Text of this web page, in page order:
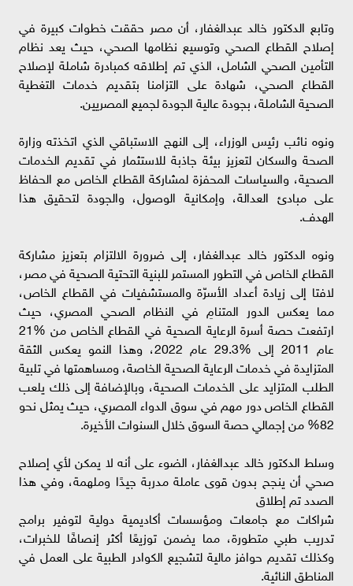
وتابع الدكتور خالد عبدالغفار، أن مصر حققت خطوات كبيرة في
إصلاح القطاع الصحي وتوسيع نظامها الصحي، حيث يعد نظام
التأمين الصحي الشامل، الذي تم إطلاقه كمبادرة شاملة لإصلاح
القطاع الصحي، شهادة على التزامنا بتقديم خدمات التغطية
الصحية الشاملة، بجودة عالية الجودة لجميع المصريين.
ونوه نائب رئيس الوزراء، إلى النهج الاستباقي الذي اتخذته وزارة
الصحة والسكان لتعزيز بيئة جاذبة للاستثمار في تقديم الخدمات
الصحية، والسياسات المحفزة لمشاركة القطاع الخاص مع الحفاظ
على مبادئ العدالة، وإمكانية الوصول، والجودة لتحقيق هذا
الهدف.
ونوه الدكتور خالد عبدالغفار، إلى ضرورة الالتزام بتعزيز مشاركة
القطاع الخاص في التطور المستمر للبنية التحتية الصحية في مصر،
لافتا إلى زيادة أعداد الأسرّة والمستشفيات في القطاع الخاص،
مما يعكس الدور المتنامِ في النظام الصحي المصري، حيث
ارتفعت حصة أسرة الرعاية الصحية في القطاع الخاص من %21
عام 2011 إلى %29.3 عام 2022، وهذا النمو يعكس الثقة
المتزايدة في خدمات الرعاية الصحية الخاصة، ومساهمتها في تلبية
الطلب المتزايد على الخدمات الصحية، وبالإضافة إلى ذلك يلعب
القطاع الخاص دور مهم في سوق الدواء المصري، حيث يمثل نحو
82% من إجمالي حصة السوق خلال السنوات الأخيرة.
وسلط الدكتور خالد عبدالغفار، الضوء على أنه لا يمكن لأي إصلاح
صحي أن ينجح بدون قوى عاملة مدربة جيدًا وملهمة، وفي هذا
الصدد تم إطلاق
شراكات مع جامعات ومؤسسات أكاديمية دولية لتوفير برامج
تدريب طبي متطورة، مما يضمن توزيعًا أكثر إنصافًا للخبرات،
وكذلك تقديم حوافز مالية لتشجيع الكوادر الطبية على العمل في
المناطق النائية.